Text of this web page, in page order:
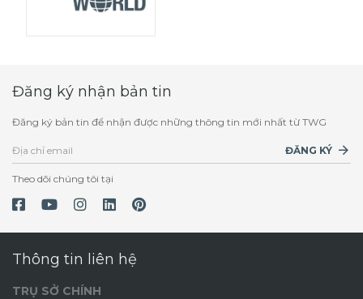
Đăng ký nhận bản tin
Đăng ký bản tin để nhận được những thông tin mới nhất từ TWG
ĐĂNG KÝ
Theo dõi chúng tôi tại
Thông tin liên hệ
TRỤ SỞ CHÍNH